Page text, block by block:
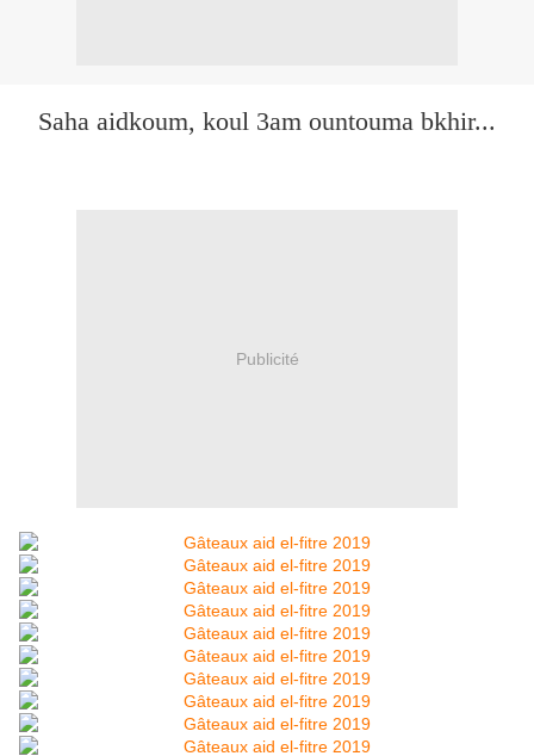
Saha aidkoum, koul 3am ountouma bkhir...
Publicité